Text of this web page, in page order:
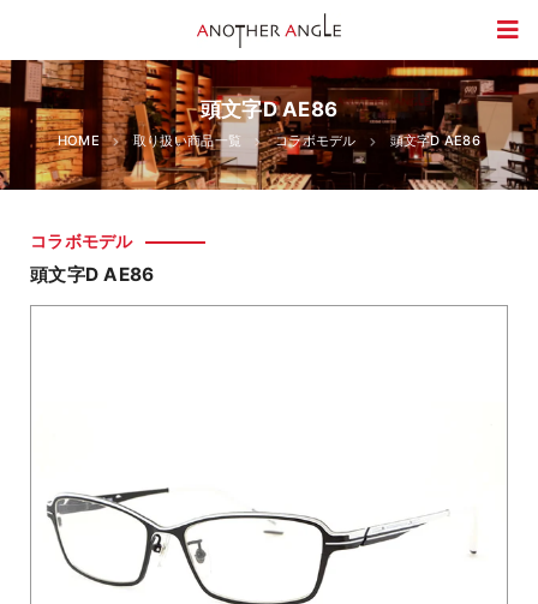
頭文字D AE86
HOME 取り扱い商品一覧 コラボモデル 頭文字D AE86
コラボモデル
頭文字D AE86